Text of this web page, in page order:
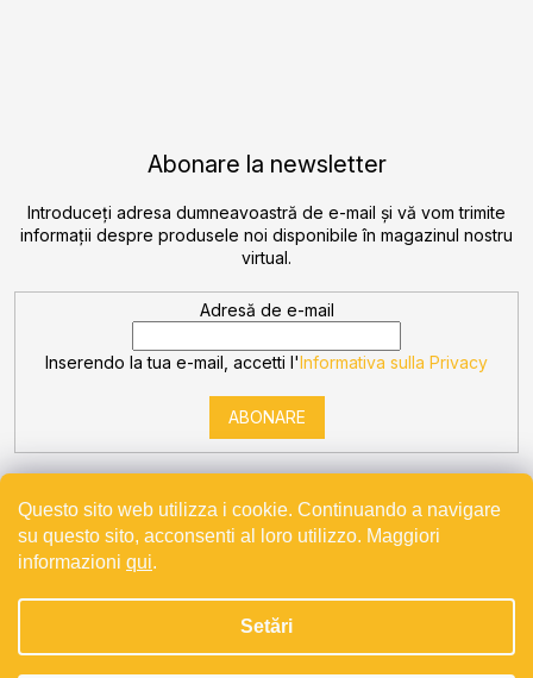
Questo sito web utilizza i cookie. Continuando a navigare
su questo sito, acconsenti al loro utilizzo. Maggiori
informazioni qui.
Setări
Abonare la newsletter
Introduceţi adresa dumneavoastră de e-mail şi vă vom trimite
informaţii despre produsele noi disponibile în magazinul nostru
virtual.
Adresă de e-mail
Inserendo la tua e-mail, accetti l'Informativa sulla Privacy
ABONARE
Bevande. Toate drepturile rezervate.
Projekt spolufinancovaný z EU - Modernizace a automatizace